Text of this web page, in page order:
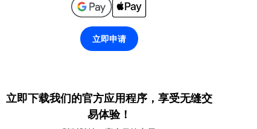
立即申请
立即下载我们的官方应用程序，享受无缝交
易体验！